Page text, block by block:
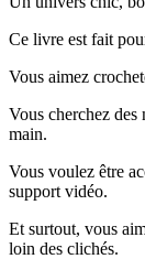
Ce livre est fait
Vous aimez
Vous cherchez
main.
Vous voulez être
support vidéo.
Et surtout, vous
loin des clichés.